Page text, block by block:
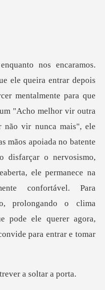
não vir nunca mais", ele
mãos apoiada no batente
disfarçar o nervosismo,
ele permanece na